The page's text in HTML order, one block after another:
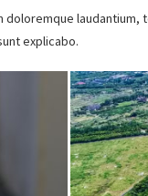
laudantium,
explicabo.